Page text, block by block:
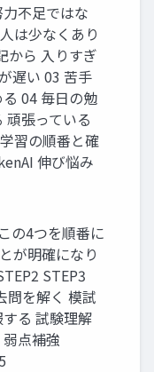
不足ではな
は少なくあり
から 入りすぎ
遅い 03 苦手
04 毎日の勉
頑張っている
習の順番と確
伸び悩み
の4つを順番に
が明確になり
STEP3
問を解く 模試
る 試験理解
点補強